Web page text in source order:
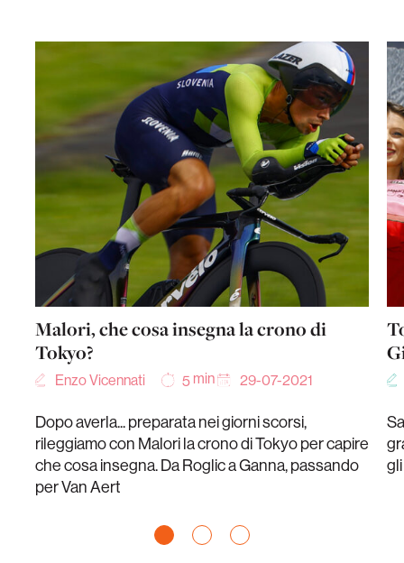
Malori, che cosa insegna la crono di
Tokyo?
Enzo Vicennati 5 min 29-07-2021
Dopo averla... preparata nei giorni scorsi,
rileggiamo con Malori la crono di Tokyo per capire
che cosa insegna. Da Roglic a Ganna, passando
per Van Aert